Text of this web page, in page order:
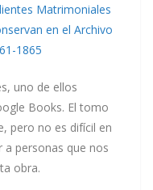
Matrimoniales
en el Archivo
1865
uno de ellos
Books. El tomo
pero no es difícil en
personas que nos
obra.